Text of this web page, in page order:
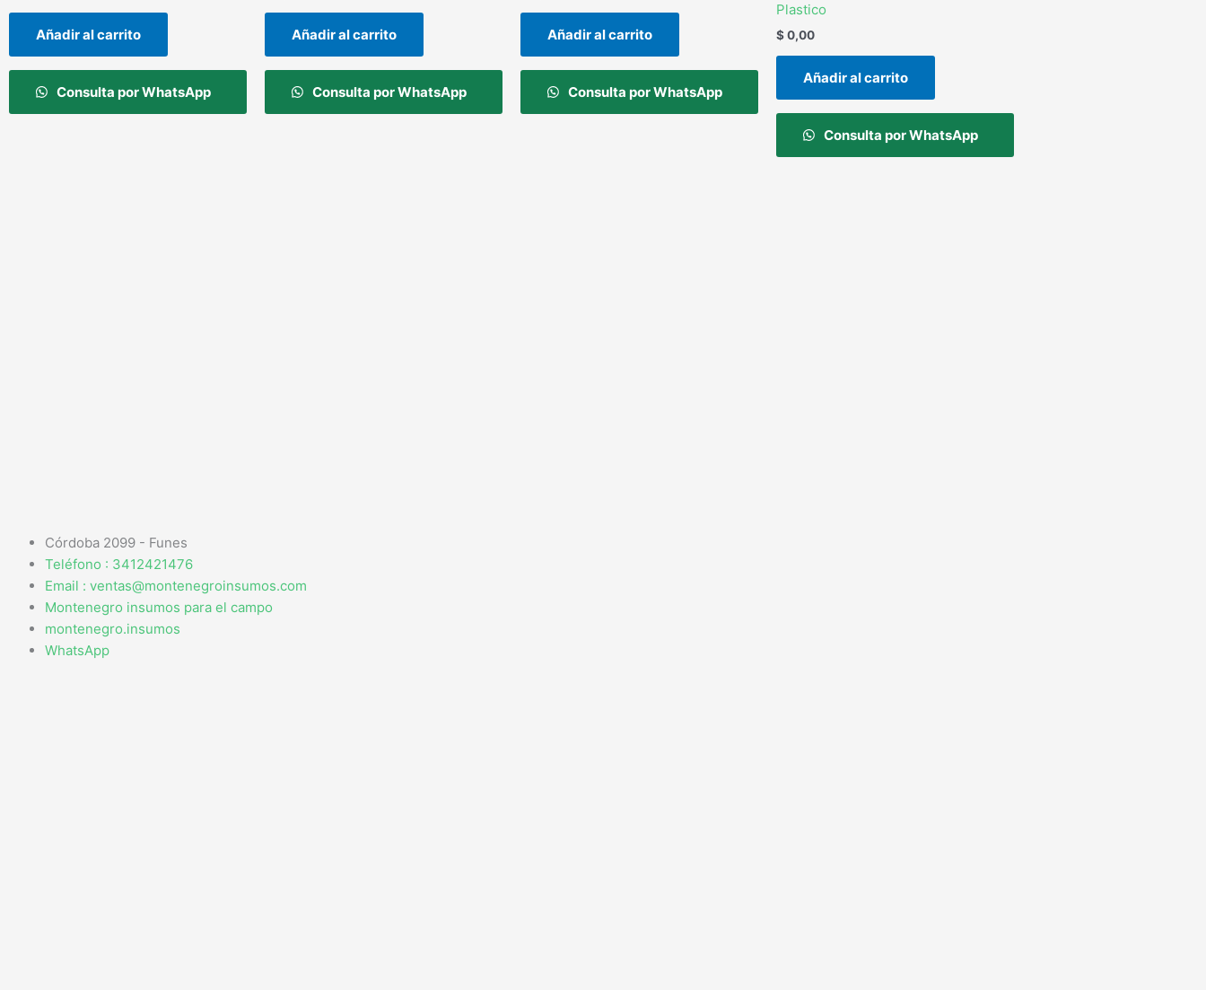
Añadir al carrito
Consulta por WhatsApp
Añadir al carrito
Consulta por WhatsApp
Añadir al carrito
Consulta por WhatsApp
Plastico
$0,00
Añadir al carrito
Consulta por WhatsApp
Córdoba 2099 - Funes
Teléfono : 3412421476
Email : ventas@montenegroinsumos.com
Montenegro insumos para el campo
montenegro.insumos
WhatsApp